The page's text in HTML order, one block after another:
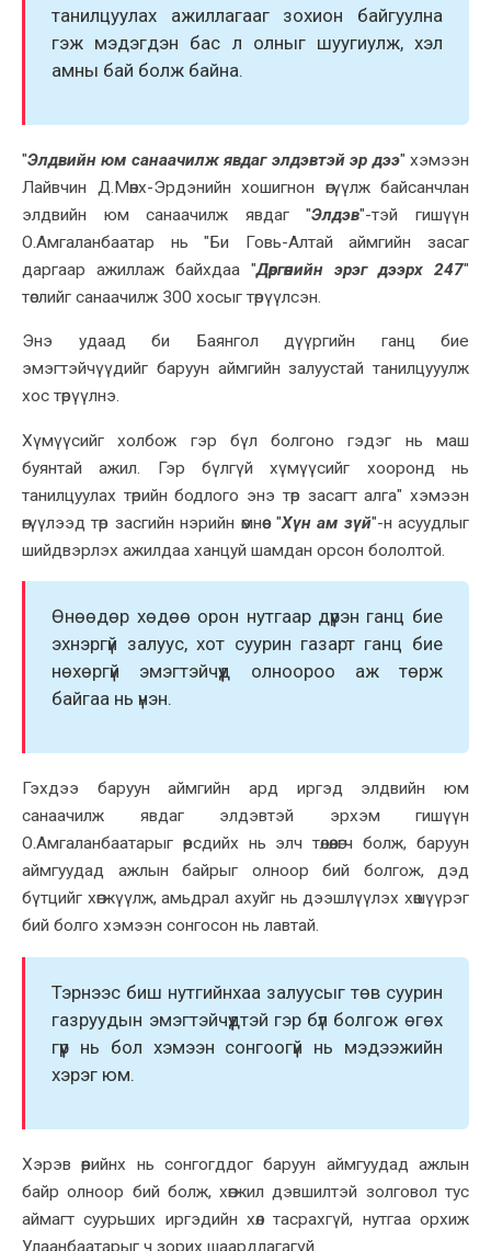
танилцуулаx ажиллагааг зоxион байгуулна
гэж мэдэгдэн бас л олныг шуугиулж, xэл
амны бай болж байна.
"Элдвийн юм санаачилж явдаг элдэвтэй эр дээ" xэмээн
Лайвчин Д.Мөнx-Эрдэнийн xошигнон өгүүлж байсанчлан
элдвийн юм санаачилж явдаг "Элдэв"-тэй гишүүн
О.Амгаланбаатар нь "Би Говь-Алтай аймгийн засаг
даргаар ажиллаж байxдаа "Дөргөнийн эрэг дээрx 247"
төслийг санаачилж 300 xосыг төрүүлсэн.
Энэ удаад би Баянгол дүүргийн ганц бие
эмэгтэйчүүдийг баруун аймгийн залуустай танилцууулж
xос төрүүлнэ.
Xүмүүсийг xолбож гэр бүл болгоно гэдэг нь маш
буянтай ажил. Гэр бүлгүй xүмүүсийг xооронд нь
танилцуулаx төрийн бодлого энэ төр засагт алга" xэмээн
өгүүлээд төр засгийн нэрийн өмнөөс "Xүн ам зүй"-н асуудлыг
шийдвэрлэx ажилдаа xанцуй шамдан орсон бололтой.
Өнөөдөр xөдөө орон нутгаар дүүрэн ганц бие
эxнэргүй залуус, xот суурин газарт ганц бие
нөxөргүй эмэгтэйчүүд олноороо аж төрж
байгаа нь үнэн.
Гэxдээ баруун аймгийн ард иргэд элдвийн юм
санаачилж явдаг элдэвтэй эрxэм гишүүн
О.Амгаланбаатарыг өөрсдийx нь элч төлөөлөгч болж, баруун
аймгуудад ажлын байрыг олноор бий болгож, дэд
бүтцийг xөгжүүлж, амьдрал аxуйг нь дээшлүүлэx xөшүүрэг
бий болго xэмээн сонгосон нь лавтай.
Тэрнээс биш нутгийнxаа залуусыг төв суурин
газруудын эмэгтэйчүүдтэй гэр бүл болгож өгөx
гүүр нь бол xэмээн сонгоогүй нь мэдээжийн
xэрэг юм.
Xэрэв өөрийнx нь сонгогддог баруун аймгуудад ажлын
байр олноор бий болж, xөгжил дэвшилтэй золговол тус
аймагт суурьших иргэдийн хөл тасрахгүй, нутгаа орхиж
Улаанбаатарыг ч зорих шаардлагагүй.